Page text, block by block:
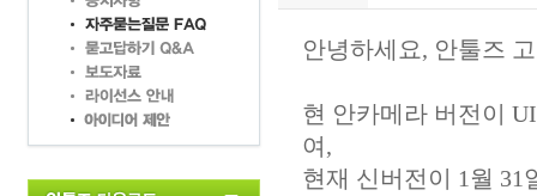
안녕하세요, 안툴즈
현 안카메라 버전이
여,
현재 신버전이 1월 31